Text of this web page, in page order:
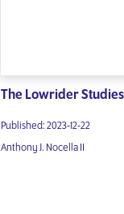
The Lowrider
Published: 2023-12-22
Anthony J. Nocella II